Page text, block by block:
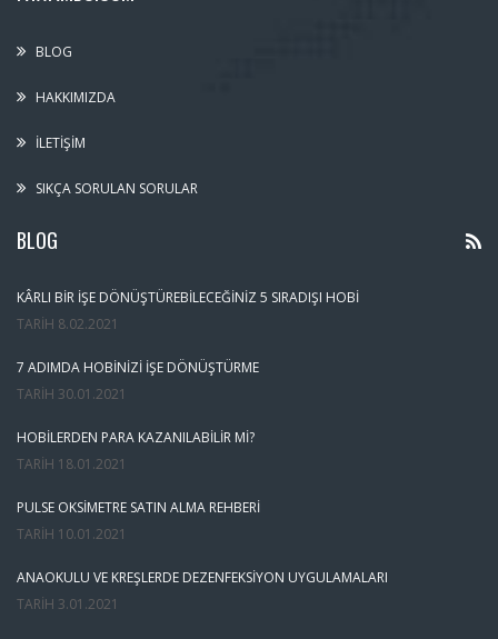
BLOG
HAKKIMIZDA
İLETIŞIM
SIKÇA SORULAN SORULAR
BLOG
KÂRLI BIR İŞE DÖNÜŞTÜREBILECEĞINIZ 5 SIRADIŞI HOBI
TARIH 8.02.2021
7 ADIMDA HOBINIZI İŞE DÖNÜŞTÜRME
TARIH 30.01.2021
HOBILERDEN PARA KAZANILABILIR MI?
TARIH 18.01.2021
PULSE OKSIMETRE SATIN ALMA REHBERI
TARIH 10.01.2021
ANAOKULU VE KREŞLERDE DEZENFEKSIYON UYGULAMALARI
TARIH 3.01.2021